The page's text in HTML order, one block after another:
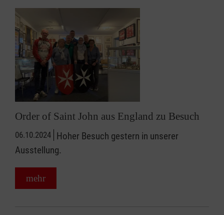
Order of Saint John aus England zu Besuch
06.10.2024 Hoher Besuch gestern in unserer
Ausstellung.
mehr